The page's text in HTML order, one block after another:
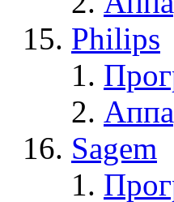
Philips
Sagem